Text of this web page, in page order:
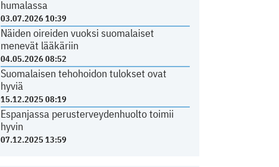
humalassa
03.07.2026 10:39
Näiden oireiden vuoksi suomalaiset
menevät lääkäriin
04.05.2026 08:52
Suomalaisen tehohoidon tulokset ovat
hyviä
15.12.2025 08:19
Espanjassa perusterveydenhuolto toimii
hyvin
07.12.2025 13:59